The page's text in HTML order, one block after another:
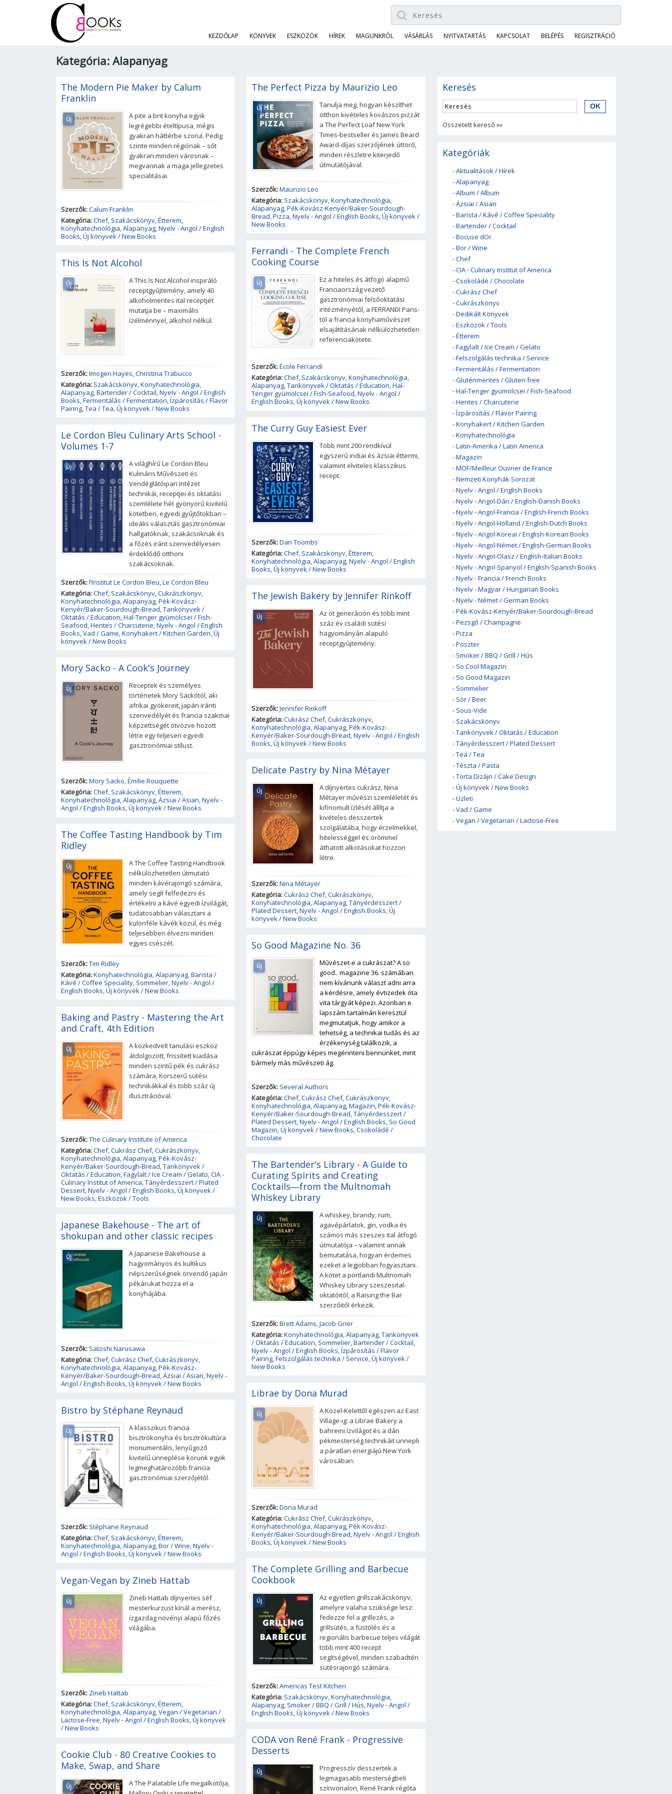
KEZDŐLAP KÖNYVEK ESZKÖZÖK HÍREK MAGUNKRÓL VÁSÁRLÁS NYITVATARTÁS KAPCSOLAT BELÉPÉS REGISZTRÁCIÓ
Kategória: Alapanyag
The Modern Pie Maker by Calum
Franklin
Új
A pite a brit konyha egyik
legrégebbi ételtípusa, mégis
gyakran háttérbe szorul. Pedig
szinte minden régiónak – sőt
gyakran minden városnak –
megvannak a maga jellegzetes
specialitásai.
Szerzők:Calum Franklin
Kategória:Chef, Szakácskönyv,Étterem,
Konyhatechnológia,Alapanyag,Nyelv - Angol / English
Books,Új könyvek / New Books
This Is Not Alcohol
Új
A This Is Not Alcohol inspiráló
receptgyűjtemény, amely 40
alkoholmentes ital receptjét
mutatja be – maximális
ízélménnyel, alkohol nélkül.
Szerzők:Imogen Hayes,Christina Trabucco
Kategória: Szakácskönyv,Konyhatechnológia,
Alapanyag,Bartender / Cocktail,Nyelv - Angol / English
Books,Fermentálás / Fermentation,Ízpárosítás / Flavor
Pairing,Tea / Tea,Új könyvek / New Books
Le Cordon Bleu Culinary Arts School -
Volumes 1-7
Új
A világhírű Le Cordon Bleu
Kulináris Művészeti és
Vendéglátóipari Intézet
technikái, receptjei és oktatási
szemlélete hét gyönyörű kivitelű
kötetben, egyedi gyűjtőtokban –
ideális választás gasztronómiai
hallgatóknak, szakácsoknak és
a főzés iránt szenvedélyesen
érdeklődő otthoni
szakácsoknak.
Szerzők:l’Institut Le Cordon Bleu,Le Cordon Bleu
Kategória:Chef, Szakácskönyv,Cukrászkönyv,
Konyhatechnológia,Alapanyag,Pék-Kovász-
Kenyér/Baker-Sourdough-Bread,Tankönyvek /
Oktatás / Education,Hal-Tenger gyümölcsei / Fish-
Seafood,Hentes / Charcuterie,Nyelv - Angol / English
Books,Vad / Game,Konyhakert / Kitchen Garden,Új
könyvek / New Books
Mory Sacko - A Cook's Journey
Új
Receptek és személyes
történetek Mory Sackótól, aki
afrikai gyökereit, Japán iránti
szenvedélyét és francia szakmai
képzettségét ötvözve hozott
létre egy teljesen egyedi
gasztronómiai stílust.
Szerzők:Mory Sacko,Émilie Rouquette
Kategória:Chef, Szakácskönyv,Étterem,
Konyhatechnológia,Alapanyag,Ázsiai / Asian,Nyelv -
Angol / English Books,Új könyvek / New Books
The Coffee Tasting Handbook by Tim
Ridley
Új
A The Coffee Tasting Handbook
nélkülözhetetlen útmutató
minden kávérajongó számára,
amely segít felfedezni és
értékelni a kávé egyedi ízvilágát,
tudatosabban választani a
különféle kávék közül, és még
teljesebben élvezni minden
egyes csészét.
Szerzők:Tim Ridley
Kategória:Konyhatechnológia,Alapanyag,Barista /
Kávé / Coffee Speciality, Sommelier,Nyelv - Angol /
English Books,Új könyvek / New Books
Baking and Pastry - Mastering the Art
and Craft, 4th Edition
Új
A közkedvelt tanulási eszköz
átdolgozott, frissített kiadása
minden szintű pék és cukrász
számára, Korszerű sütési
technikákkal és több száz új
illusztrációval.
Szerzők:The Culinary Institute of America
Kategória:Chef,Cukrász Chef,Cukrászkönyv,
Konyhatechnológia,Alapanyag,Pék-Kovász-
Kenyér/Baker-Sourdough-Bread,Tankönyvek /
Oktatás / Education,Fagylalt / Ice Cream / Gelato,CIA -
Culinary Institut of America,Tányérdesszert / Plated
Dessert,Nyelv - Angol / English Books,Új könyvek /
New Books,Eszközök / Tools
Japanese Bakehouse - The art of
shokupan and other classic recipes
Új
A Japanese Bakehouse a
hagyományos és kultikus
népszerűségnek örvendő japán
pékárukat hozza el a
konyhájába.
Szerzők: Satoshi Narusawa
Kategória:Chef,Cukrász Chef,Cukrászkönyv,
Konyhatechnológia,Alapanyag,Pék-Kovász-
Kenyér/Baker-Sourdough-Bread,Ázsiai / Asian,Nyelv -
Angol / English Books,Új könyvek / New Books
Bistro by Stéphane Reynaud
Új
A klasszikus francia
bisztrókonyha és bisztrókultúra
monumentális, lenyűgöző
kivitelű ünneplése korunk egyik
legmeghatározóbb francia
gasztronómiai szerzőjétől.
Szerzők: Stéphane Reynaud
Kategória:Chef, Szakácskönyv,Étterem,
Konyhatechnológia,Alapanyag,Bor / Wine,Nyelv -
Angol / English Books,Új könyvek / New Books
Vegan-Vegan by Zineb Hattab
Új
Zineb Hattab díjnyertes séf
mesterkurzust kínál a merész,
ízgazdag növényi alapú főzés
világába.
Szerzők: Zineb Hattab
Kategória:Chef, Szakácskönyv,Étterem,
Konyhatechnológia,Alapanyag,Vegan / Vegetarian /
Lactose-Free,Nyelv - Angol / English Books,Új könyvek
/ New Books
Cookie Club - 80 Creative Cookies to
Make, Swap, and Share
Új
A The Palatable Life megalkotója,
The Perfect Pizza by Maurizio Leo
Új
Tanulja meg, hogyan készíthet
otthon kivételes kovászos pizzát
a The Perfect Loaf New York
Times-bestseller és James Beard
Award-díjas szerzőjének úttörő,
minden részletre kiterjedő
útmutatójával.
Szerzők:Maurizio Leo
Kategória: Szakácskönyv,Konyhatechnológia,
Alapanyag,Pék-Kovász-Kenyér/Baker-Sourdough-
Bread,Pizza,Nyelv - Angol / English Books,Új könyvek /
New Books
Ferrandi - The Complete French
Cooking Course
Új
Ez a hiteles és átfogó alapmű
Franciaország vezető
gasztronómiai felsőoktatási
intézményétől, a FERRANDI Paris-
tól a francia konyhaművészet
elsajátításának nélkülözhetetlen
referenciakötete.
Szerzők:École Ferrandi
Kategória:Chef, Szakácskönyv,Konyhatechnológia,
Alapanyag,Tankönyvek / Oktatás / Education,Hal-
Tenger gyümölcsei / Fish-Seafood,Nyelv - Angol /
English Books,Új könyvek / New Books
The Curry Guy Easiest Ever
Új
Több mint 200 rendkívül
egyszerű indiai és ázsiai éttermi,
valamint elviteles klasszikus
recept.
Szerzők:Dan Toombs
Kategória:Chef, Szakácskönyv,Étterem,
Konyhatechnológia,Alapanyag,Nyelv - Angol / English
Books,Új könyvek / New Books
The Jewish Bakery by Jennifer Rinkoff
Új
Az öt generáción és több mint
száz év családi sütési
hagyományán alapuló
receptgyűjtemény.
Szerzők:Jennifer Rinkoff
Kategória:Cukrász Chef,Cukrászkönyv,
Konyhatechnológia,Alapanyag,Pék-Kovász-
Kenyér/Baker-Sourdough-Bread,Nyelv - Angol / English
Books,Új könyvek / New Books
Delicate Pastry by Nina Métayer
Új
A díjnyertes cukrász, Nina
Métayer művészi szemléletét és
kifinomult ízlését állítja a
kivételes desszertek
szolgálatába, hogy érzelmekkel,
hitelességgel és örömmel
áthatott alkotásokat hozzon
létre.
Szerzők:Nina Métayer
Kategória:Cukrász Chef,Cukrászkönyv,
Konyhatechnológia,Alapanyag,Tányérdesszert /
Plated Dessert,Nyelv - Angol / English Books,Új
könyvek / New Books
So Good Magazine No. 36
Új
Művészet-e a cukrászat? A so
good.. magazine 36. számában
nem kívánunk választ adni arra
a kérdésre, amely évtizedek óta
vita tárgyát képezi. Azonban e
lapszám tartalmán keresztül
megmutatjuk, hogy amikor a
tehetség, a technikai tudás és az
érzékenység találkozik, a
cukrászat éppúgy képes megérinteni bennünket, mint
bármely más művészeti ág.
Szerzők: Several Authors
Kategória:Chef,Cukrász Chef,Cukrászkönyv
Konyhatechnológia ,Alapanyag ,Magazin ,Pék-Kovász-
Kenyér/Baker-Sourdough-Bread ,Tányérdesszert /
Plated Dessert ,Nyelv - Angol / English Books So Good
Magazin ,Új könyvek / New Books ,Csokoládé /
Chocolate
The Bartender's Library - A Guide to
Curating Spirits and Creating
Cocktails―from the Multnomah
Whiskey Library
Új
A whiskey, brandy, rum,
agavépárlatok, gin, vodka és
számos más szeszes ital átfogó
útmutatója – valamint annak
bemutatása, hogyan érdemes
ezeket a legjobban fogyasztani.
A kötet a portlandi Multnomah
Whiskey Library szeszesital-
oktatóitól, a Raising the Bar
szerzőitől érkezik.
Szerzők:Brett Adams ,Jacob Grier
Kategória:Konyhatechnológia ,Alapanyag ,Tankönyvek
/ Oktatás / Education Sommelier ,Bartender / Cocktail
Nyelv - Angol / English Books ,Ízpárosítás / Flavor
Pairing ,Felszolgálás technika / Service ,Új könyvek /
New Books
Librae by Dona Murad
Új
A Közel-Kelettől egészen az East
Village-ig: a Librae Bakery a
bahreini ízvilágot és a dán
pékmesterség technikáit ünnepli
a páratlan energiájú New York
városában.
Szerzők:Dona Murad
Kategória:Cukrász Chef,Cukrászkönyv
Konyhatechnológia ,Alapanyag ,Pék-Kovász-
Kenyér/Baker-Sourdough-Bread ,Nyelv - Angol / English
Books ,Új könyvek / New Books
The Complete Grilling and Barbecue
Cookbook
Új
Az egyetlen grillszakácskönyv,
amelyre valaha szüksége lesz:
fedezze fel a grillezés, a
grillsütés, a füstölés és a
regionális barbecue teljes világát
több mint 400 recept
segítségével, minden szabadtéri
sütésrajongó számára.
Szerzők:Americas Test Kitchen
Kategória: Szakácskönyv ,Konyhatechnológia
Alapanyag Smoker / BBQ / Grill / Hús ,Nyelv - Angol /
English Books ,Új könyvek / New Books
CODA von René Frank - Progressive
Desserts
Új
Progresszív desszertek a
legmagasabb mesterségbeli
színvonalon, René Frank régóta
Keresés
Összetett kereső »»
Kategóriák
-Aktualitások / Hírek
-Alapanyag
-Album / Album
-Ázsiai / Asian
-Barista / Kávé / Coffee Speciality
-Bartender / Cocktail
-Bocuse dOr
-Bor / Wine
-Chef
-CIA - Culinary Institut of America
-Csokoládé / Chocolate
-Cukrász Chef
-Cukrászkönyv
-Dedikált Könyvek
-Eszközök / Tools
-Étterem
-Fagylalt / Ice Cream / Gelato
-Felszolgálás technika / Service
-Fermentálás / Fermentation
-Gluténmentes / Gluten free
-Hal-Tenger gyümölcsei / Fish-Seafood
-Hentes / Charcuterie
-Ízpárosítás / Flavor Pairing
-Konyhakert / Kitchen Garden
-Konyhatechnológia
-Latin-Amerika / Latin America
-Magazin
-MOF/Meilleur Ouvrier de France
-Nemzeti Konyhák Sorozat
-Nyelv - Angol / English Books
-Nyelv - Angol-Dán / English-Danish Books
-Nyelv - Angol-Francia / English-French Books
-Nyelv - Angol-Holland / English-Dutch Books
-Nyelv - Angol-Koreai / English-Korean Books
-Nyelv - Angol-Német / English-German Books
-Nyelv - Angol-Olasz / English-Italian Books
-Nyelv - Angol-Spanyol / English-Spanish Books
-Nyelv - Francia / French Books
-Nyelv - Magyar / Hungarian Books
-Nyelv - Német / German Books
-Pék-Kovász-Kenyér/Baker-Sourdough-Bread
-Pezsgő / Champagne
-Pizza
-Poszter
- Smoker / BBQ / Grill / Hús
- So Cool Magazin
- So Good Magazin
- Sommelier
- Sör / Beer
- Sous-Vide
- Szakácskönyv
-Tankönyvek / Oktatás / Education
-Tányérdesszert / Plated Dessert
-Tea / Tea
-Tészta / Pasta
-Torta Dizájn / Cake Design
-Új könyvek / New Books
-Üzleti
-Vad / Game
-Vegan / Vegetarian / Lactose-Free